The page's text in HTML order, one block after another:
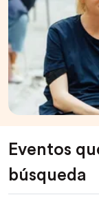
Eventos
búsqueda